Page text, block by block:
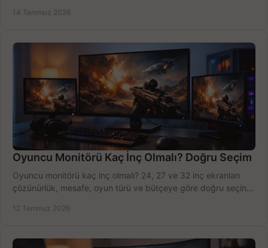
14 Temmuz 2026
Oyuncu Monitörü Kaç İnç Olmalı? Doğru Seçim
Oyuncu monitörü kaç inç olmalı? 24, 27 ve 32 inç ekranları
çözünürlük, mesafe, oyun türü ve bütçeye göre doğru seçin,
12 Temmuz 2026